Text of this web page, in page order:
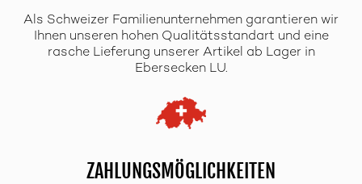
Als Schweizer Familienunternehmen garantieren wir
Ihnen unseren hohen Qualitätsstandart und eine
rasche Lieferung unserer Artikel ab Lager in
Ebersecken LU.
ZAHLUNGSMÖGLICHKEITEN